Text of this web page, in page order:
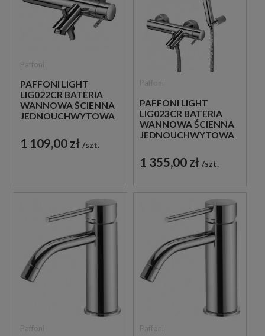
PAFFONI LIGHT
LIG022CR BATERIA
WANNOWA ŚCIENNA
JEDNOUCHWYTOWA
1 109,00 zł szt.
PAFFONI LIGHT
LIG023CR BATERIA
WANNOWA ŚCIENNA
JEDNOUCHWYTOWA
1 355,00 zł szt.